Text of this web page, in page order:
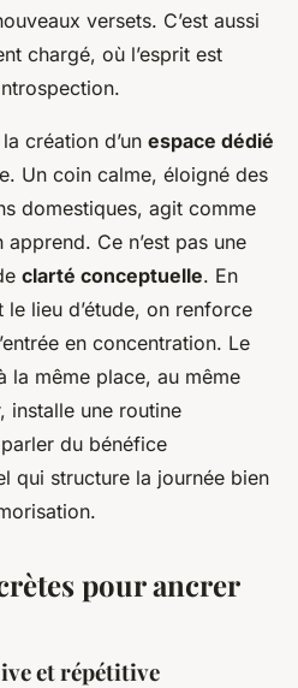
versets. C’est aussi
chargé, où l’esprit est
création d’un espace dédié
Un coin calme, éloigné des
domestiques, agit comme
Ce n’est pas une
clarté conceptuelle. En
lieu d’étude, on renforce
en concentration. Le
la même place, au même
installe une routine
du bénéfice
qui structure la journée bien
pour ancrer
et répétitive